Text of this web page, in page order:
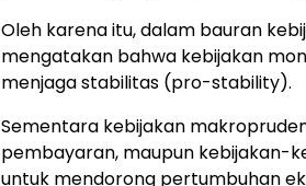
Oleh karena itu, dalam bauran
mengatakan bahwa kebijakan
menjaga stabilitas (pro-stability).
Sementara kebijakan
pembayaran, maupun kebijakan-
untuk mendorong pertumbuhan